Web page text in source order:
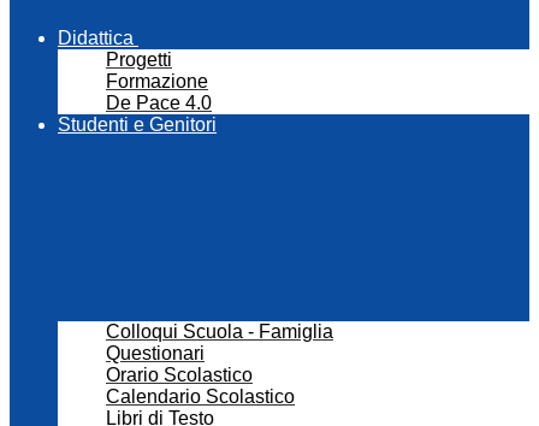
Didattica
Progetti
Formazione
De Pace 4.0
Studenti e Genitori
Colloqui Scuola - Famiglia
Questionari
Orario Scolastico
Calendario Scolastico
Libri di Testo